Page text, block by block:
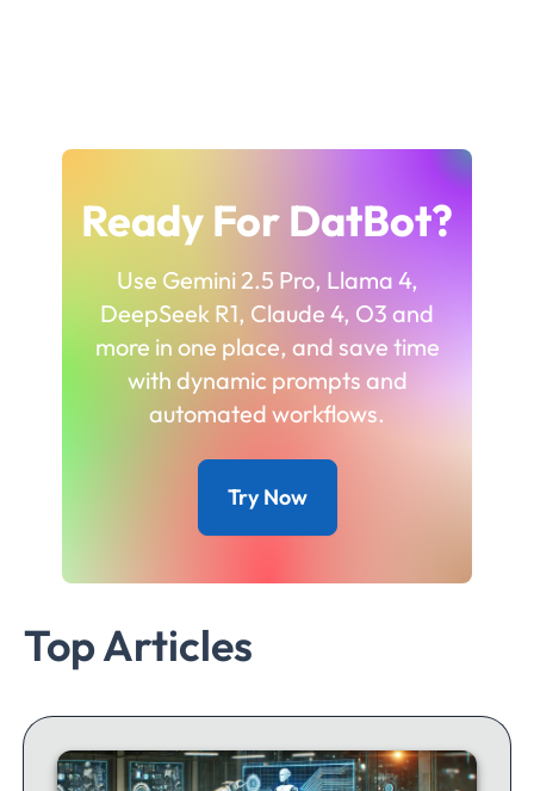
Ready For DatBot?
Use Gemini 2.5 Pro, Llama 4,
DeepSeek R1, Claude 4, O3 and
more in one place, and save time
with dynamic prompts and
automated workflows.
Try Now
Top Articles